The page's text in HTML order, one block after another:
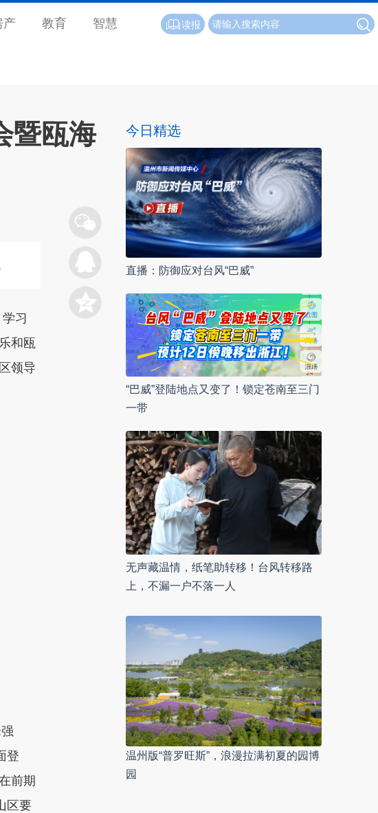
产 教育 智慧 读报
暨瓯海
习
和瓯
领导
登
前期
区要
今日精选
直播：防御应对台风“巴威”
“巴威”登陆地点又变了！锁定苍南至三门
一带
无声藏温情，纸笔助转移！台风转移路
上，不漏一户不落一人
温州版“普罗旺斯”，浪漫拉满初夏的园博
园